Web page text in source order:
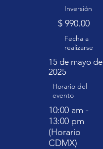
Inversión
$ 990.00
Fecha a
realizarse
15 de mayo de
2025
Horario del
evento
10:00 am -
13:00 pm
(Horario
CDMX)